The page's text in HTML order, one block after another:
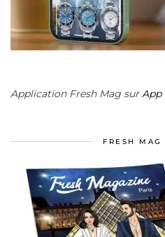
Application Fresh Mag surApp
FRESH